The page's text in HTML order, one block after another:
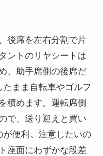
後席を左右分割で片
ントのリヤシートは
、助手席側の後席だ
まま自転車やゴルフ
積めます。運転席側
で、送り迎えと買い
便利。注意したいの
座面にわずかな段差